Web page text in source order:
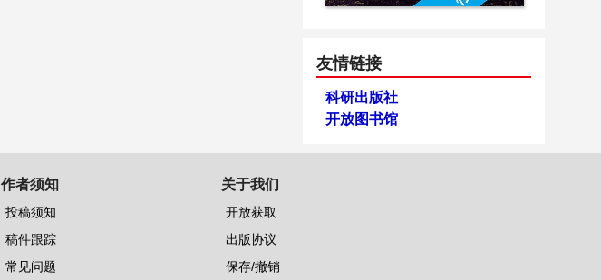
友情链接
科研出版社
开放图书馆
作者须知
投稿须知
稿件跟踪
常见问题
关于我们
开放获取
出版协议
保存/撤销